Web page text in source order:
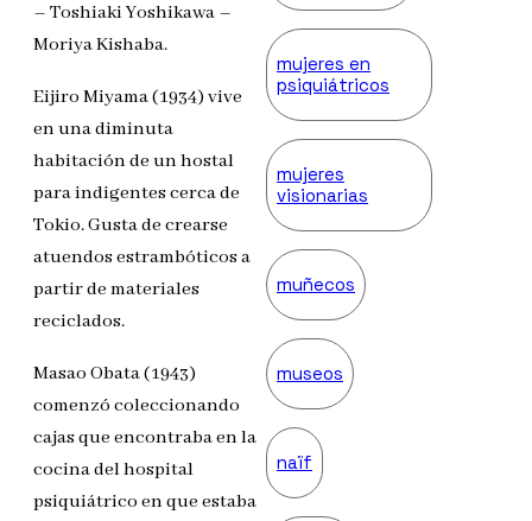
– Toshiaki Yoshikawa –
Moriya Kishaba.
Eijiro Miyama (1934) vive
en una diminuta
habitación de un hostal
para indigentes cerca de
Tokio. Gusta de crearse
atuendos estrambóticos a
partir de materiales
reciclados.
Masao Obata (1943)
comenzó coleccionando
cajas que encontraba en la
cocina del hospital
psiquiátrico en que estaba
mujeres en
psiquiátricos
mujeres
visionarias
muñecos
museos
naïf